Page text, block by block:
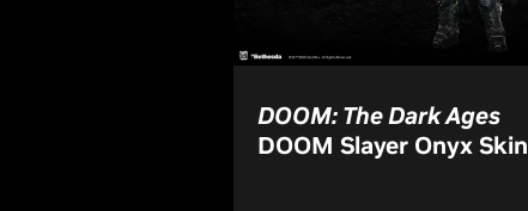
DOOM: The Dark Ages
DOOM Slayer Onyx Skin